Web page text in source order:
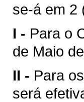
se-á em 2
I - Para o
de Maio
II - Para
será